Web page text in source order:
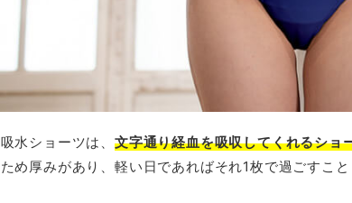
吸水ショーツは、文字通り経血を吸収してくれるショ
ため厚みがあり、軽い日であればそれ1枚で過ごすこと